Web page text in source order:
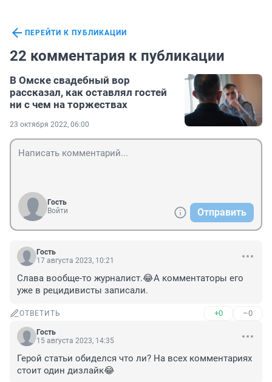
ПЕРЕЙТИ К ПУБЛИКАЦИИ
22 комментария к публикации
В Омске свадебный вор
рассказал, как оставлял гостей
ни с чем на торжествах
23 октября 2022, 06:00
Гость
Войти
Отправить
Гость
17 августа 2023, 10:21
Слава вообще-то журналист.😂А комментаторы его
уже в рецидивисты записали.
ОТВЕТИТЬ +0 –0
Гость
15 августа 2023, 14:35
Герой статьи обиделся что ли? На всех комментариях
стоит один дизлайк😂